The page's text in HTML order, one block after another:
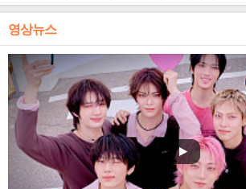
영상뉴스